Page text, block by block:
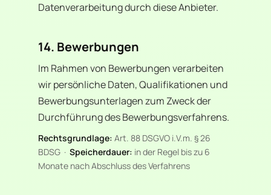
Datenverarbeitung durch diese Anbieter.
14. Bewerbungen
Im Rahmen von Bewerbungen verarbeiten
wir persönliche Daten, Qualifikationen und
Bewerbungsunterlagen zum Zweck der
Durchführung des Bewerbungsverfahrens.
Rechtsgrundlage: Art. 88 DSGVO i.V.m. § 26
BDSG · Speicherdauer: in der Regel bis zu 6
Monate nach Abschluss des Verfahrens